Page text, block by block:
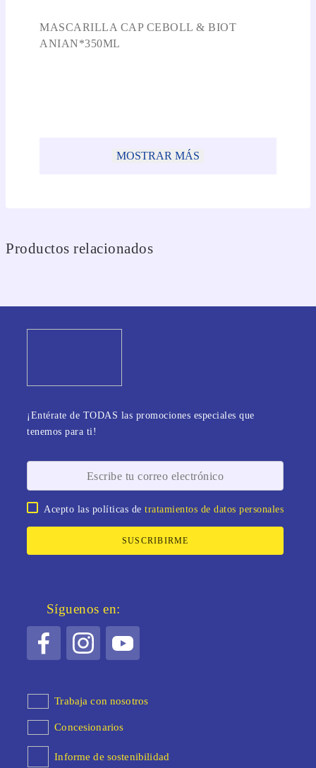
MASCARILLA CAP CEBOLL & BIOT
ANIAN*350ML
MOSTRAR MÁS
Productos relacionados
¡Entérate de TODAS las promociones especiales que
tenemos para ti!
Acepto las políticas detratamientos de datos personales
SUSCRIBIRME
Síguenos en:
Trabaja con nosotros
Concesionarios
Informe de sostenibilidad